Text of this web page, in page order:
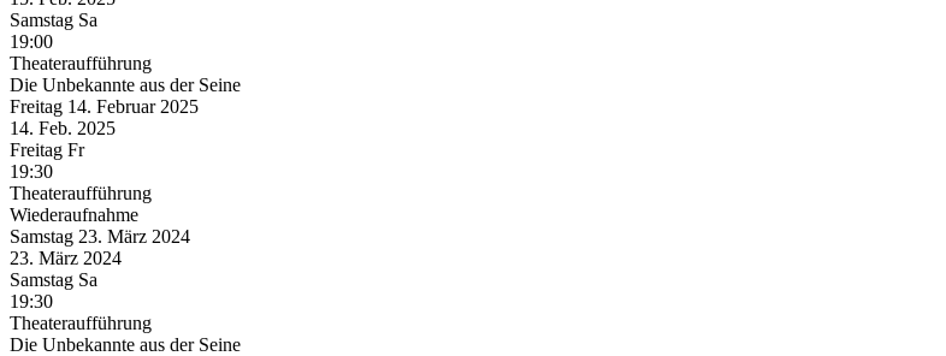
Samstag Sa
19:00
Theateraufführung
Die Unbekannte aus der Seine
Freitag 14. Februar 2025
14. Feb. 2025
Freitag Fr
19:30
Theateraufführung
Wiederaufnahme
Samstag 23. März 2024
23. März 2024
Samstag Sa
19:30
Theateraufführung
Die Unbekannte aus der Seine